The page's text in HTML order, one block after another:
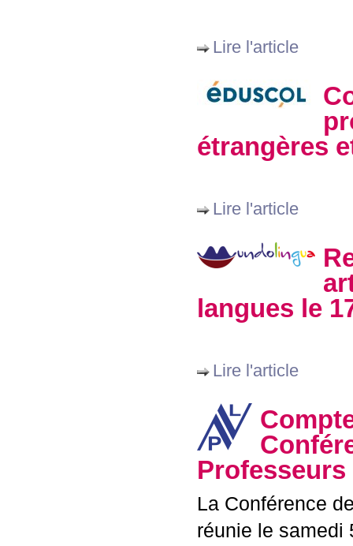
Lire l'article
étrangères
Lire l'article
langues le
Lire l'article
La Conférence
réunie le